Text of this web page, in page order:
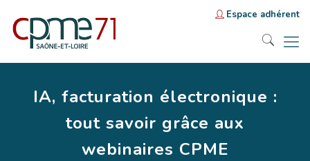
Espace adhérent
IA, facturation électronique :
tout savoir grâce aux
webinaires CPME